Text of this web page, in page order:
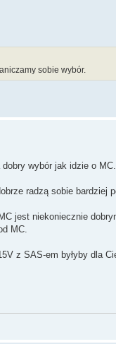
sobie wybór.
wybór jak idzie o MC.
radzą sobie bardziej
jest niekoniecznie
MC.
z SAS-em byłyby dla